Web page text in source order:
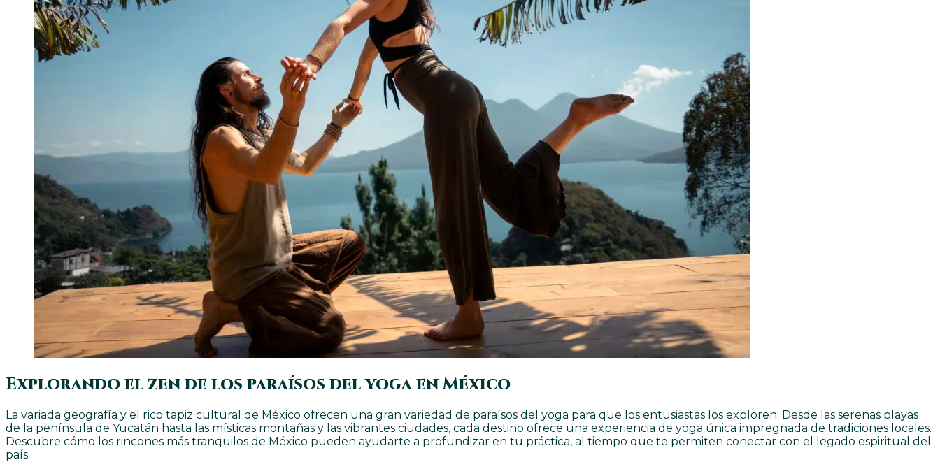
Explorando el zen de los paraísos del yoga en México
La variada geografía y el rico tapiz cultural de México ofrecen una gran variedad de paraísos del yoga para que los entusiastas los exploren. Desde las serenas playas
de la península de Yucatán hasta las místicas montañas y las vibrantes ciudades, cada destino ofrece una experiencia de yoga única impregnada de tradiciones locales.
Descubre cómo los rincones más tranquilos de México pueden ayudarte a profundizar en tu práctica, al tiempo que te permiten conectar con el legado espiritual del
país.